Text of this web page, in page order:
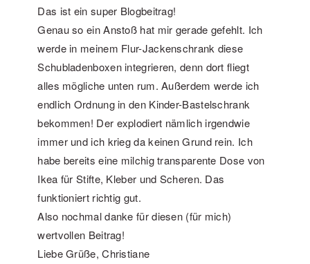
Das ist ein super Blogbeitrag!
Genau so ein Anstoß hat mir gerade gefehlt. Ich
werde in meinem Flur-Jackenschrank diese
Schubladenboxen integrieren, denn dort fliegt
alles mögliche unten rum. Außerdem werde ich
endlich Ordnung in den Kinder-Bastelschrank
bekommen! Der explodiert nämlich irgendwie
immer und ich krieg da keinen Grund rein. Ich
habe bereits eine milchig transparente Dose von
Ikea für Stifte, Kleber und Scheren. Das
funktioniert richtig gut.
Also nochmal danke für diesen (für mich)
wertvollen Beitrag!
Liebe Grüße, Christiane